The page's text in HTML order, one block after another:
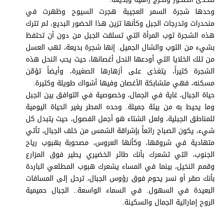
مواقيت الصلاة
الأحوال الجوية
وحدها شجرة السمر العجيبة هجرت السيوح وظهرت في
منحدرات وتدرجات الجبل وكأنها تزين هذا الحضور البديع، لم تترك
هذه الشجرة ثوب المرأة التي تسلقت الجبل من دون أن تحتفظ
بشيء من الثوب والشال الجميل. إنها شجرة بديعة، تهب العسل
من تلك الخلايا التي أودعها النحل أغصانها، حيث يحب النحل هذه
الشجرة كثيراً، يتغذى على أزهارها الصغيرة، وأيضاً تؤمّن
مسكنه، فهي متشابكة الأغصان وفيها أشواك طويلة وكثيرة.
حياة الجبال، غاية في الجمال، وخصوصية في التوافق بين الجبل
وما يحيط به من بيئة جميلة. وحده المطر يغير الحياة اليومية
للمناطق الجبلية، ولعل الشتاء هو أجمل الفصول، حيث يتبدل كل
شيء، يكون الصباح رائعاً بإشراقة الشمس من خلف الجبال، تأتي
متهادية في شروقها، وكأنها العروس، مصحوبة بهبوب رياح
الجنوب، التي تشعرك بأنك طائر الخضيري يطير فوق المزارع
وقمم النخيل، بينما في المساء يشعرك هبوب المطلعي الباردة
بأنك صقر أو نسر يحوم فوق رؤوس الجبال، ترحل إلى المسافات
البعيدة في السهول. في السماء الواسعة.. الجبال حميمية
الروح إماراتية الجمال والسكينة.